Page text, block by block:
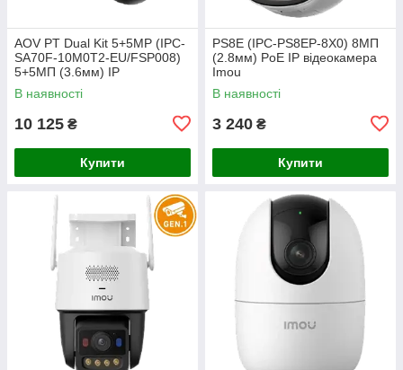
AOV PT Dual Kit 5+5MP (IPC-
SA70F-10M0T2-EU/FSP008)
5+5МП (3.6мм) IP
відеокамера Imou
В наявності
10 125 ₴
Купити
PS8E (IPC-PS8EP-8X0) 8МП
(2.8мм) PoE IP відеокамера
Imou
В наявності
3 240 ₴
Купити